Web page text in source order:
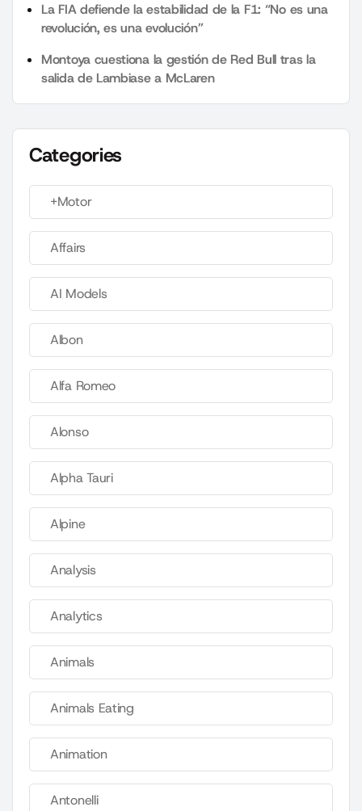
La FIA defiende la estabilidad de la F1: “No es una
revolución, es una evolución”
Montoya cuestiona la gestión de Red Bull tras la
salida de Lambiase a McLaren
Categories
+Motor
Affairs
AI Models
Albon
Alfa Romeo
Alonso
Alpha Tauri
Alpine
Analysis
Analytics
Animals
Animals Eating
Animation
Antonelli